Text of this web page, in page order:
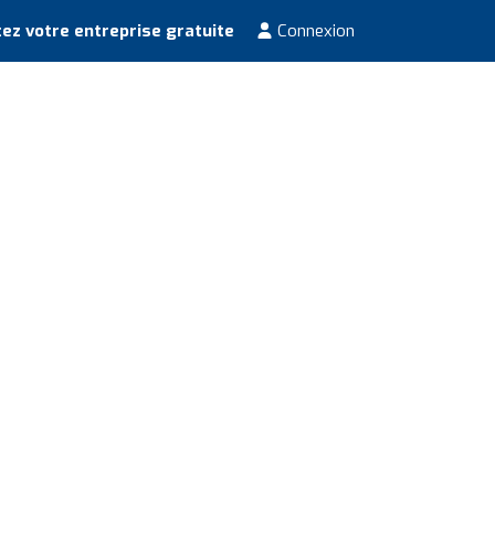
votre entreprise gratuite Connexion